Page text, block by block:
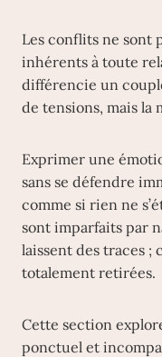
Les conflits ne sont
inhérents à toute
différencie un
de tensions, mais la
Exprimer une
sans se défendre
comme si rien ne
sont imparfaits par
laissent des traces ;
totalement retirées.
Cette section
ponctuel et